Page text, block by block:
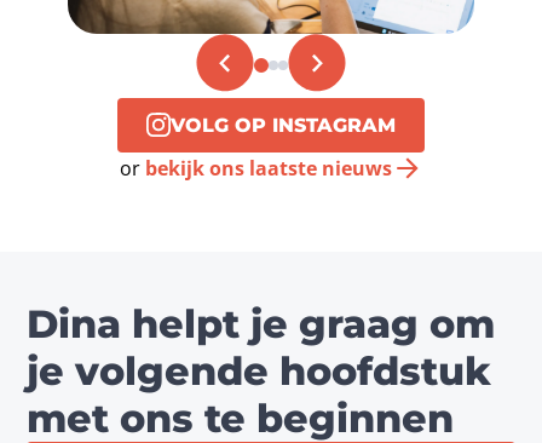
VOLG OP INSTAGRAM
or bekijk ons laatste nieuws
Dina helpt je graag om
je volgende hoofdstuk
met ons te beginnen